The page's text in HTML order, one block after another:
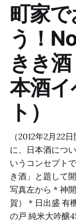
町家
う！
きき
本酒
ト）
（2012年2月22
に、日本酒につ
いうコンセプト
き酒」と題して
写真左から * 神
賀） * 日出盛 有
の戸 純米大吟醸